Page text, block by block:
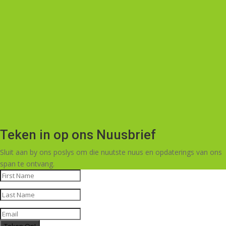
Teken in op ons Nuusbrief
Sluit aan by ons poslys om die nuutste nuus en opdaterings van ons
span te ontvang.